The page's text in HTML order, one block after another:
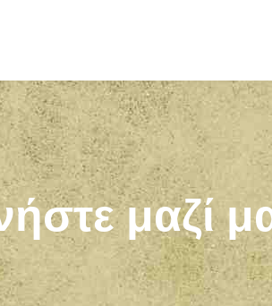
μαζί
Sign up
Sign in
an account?Sign up